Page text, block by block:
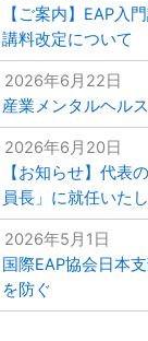
【ご案内】EAP入
講料改定について
2026年6月22日
産業メンタルヘル
2026年6月20日
【お知らせ】代表
員長」に就任いた
2026年5月1日
国際EAP協会日本
を防ぐ